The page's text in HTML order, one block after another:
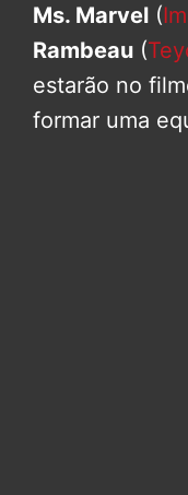
Ms. Marvel (
Rambeau (
estarão no
formar uma